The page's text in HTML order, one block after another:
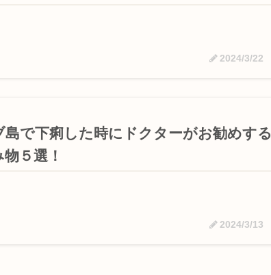
2024/3/22
島で下痢した時にドクターがお勧めする
５選！
2024/3/13